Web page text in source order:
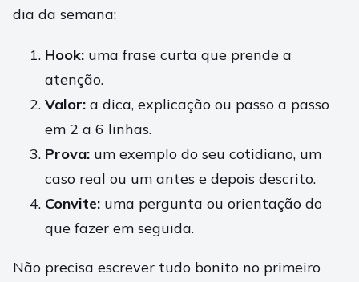
dia da semana:
Hook: uma frase curta que prende a
atenção.
Valor: a dica, explicação ou passo a passo
em 2 a 6 linhas.
Prova: um exemplo do seu cotidiano, um
caso real ou um antes e depois descrito.
Convite: uma pergunta ou orientação do
que fazer em seguida.
Não precisa escrever tudo bonito no primeiro